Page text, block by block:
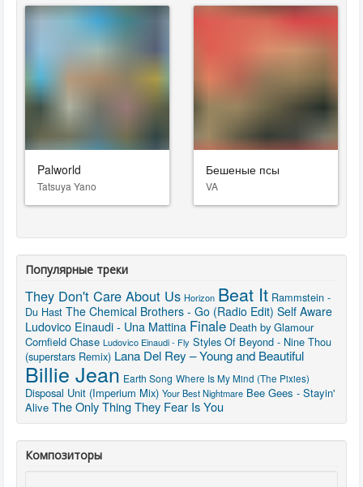
Palworld
Tatsuya Yano
Бешеные псы
VA
Популярные треки
They Don't Care About Us Horizon Beat It Rammstein -
Du Hast The Chemical Brothers - Go (Radio Edit) Self Aware
Ludovico Einaudi - Una Mattina Finale Death by Glamour
Cornfield Chase Ludovico Einaudi - Fly Styles Of Beyond - Nine Thou
(superstars Remix) Lana Del Rey – Young and Beautiful
Billie Jean Earth Song Where Is My Mind (The Pixies)
Disposal Unit (Imperium Mix) Your Best Nightmare Bee Gees - Stayin'
Alive The Only Thing They Fear Is You
Композиторы